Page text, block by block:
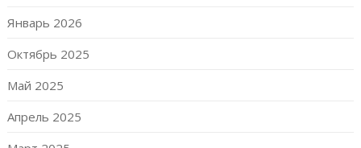
Январь 2026
Октябрь 2025
Май 2025
Апрель 2025